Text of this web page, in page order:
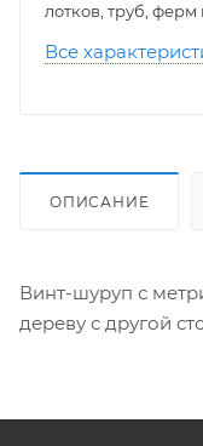
лотков, труб, ферм
Все
ОПИСАНИЕ
Винт-шуруп с
дереву с другой